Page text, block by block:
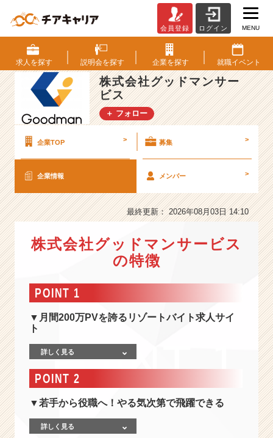
式
会
社
グ
ッ
ド
マ
ー
情
報
営
業
ら
動
会員登録 ログイン MENU
求人を探す 説明会を探す 企業を探す 就職イベント
株式会社グッドマンサー
ビス
＋ フォロー
企業TOP > 募集 >
企業情報 メンバー >
最終更新： 2026年08月03日 14:10
株式会社グッドマンサービス
の特徴
POINT 1
▼月間200万PVを誇るリゾートバイト求人サイ
ト
詳しく見る
POINT 2
▼若手から役職へ！やる気次第で飛躍できる
詳しく見る